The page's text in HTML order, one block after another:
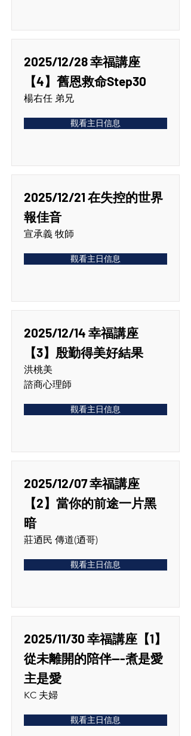
2025/12/28 幸福講座
【4】舊恩救命Step30
楊右任 弟兄
觀看主日信息
2025/12/21 在失控的世界
報佳音
宣承義 牧師
觀看主日信息
2025/12/14 幸福講座
【3】殷勤得美好結果
洪桃美
諮商心理師
觀看主日信息
2025/12/07 幸福講座
【2】當你的前途一片黑
暗
莊迺民 傳道(迺哥)
觀看主日信息
2025/11/30 幸福講座【1】
從未離開的陪伴---煮是愛
主是愛
KC 夫婦
觀看主日信息